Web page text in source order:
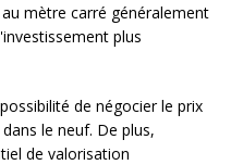
mètre carré généralement
plus
de négocier le prix
le neuf. De plus,
de valorisation